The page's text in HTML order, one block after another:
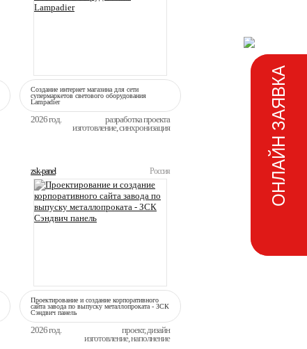
ОНЛАЙН ЗАЯВКА
Создание интернет магазина для сети
супермаркетов светового оборудования
Lampadier
2026 год.
разработка проекта
изготовление, синхронизация
zsk-panel Россия
Проектирование и создание корпоративного
сайта завода по выпуску металлопроката - ЗСК
Сэндвич панель
2026 год.
проект, дизайн
изготовление, наполнение